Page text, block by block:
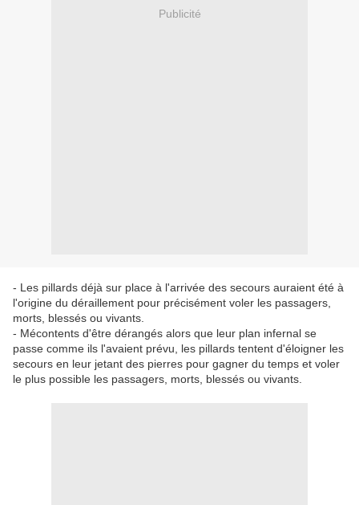
Publicité
- Les pillards déjà sur place à l'arrivée des secours auraient été à
l'origine du déraillement pour précisément voler les passagers,
morts, blessés ou vivants.
- Mécontents d'être dérangés alors que leur plan infernal se
passe comme ils l'avaient prévu, les pillards tentent d'éloigner les
secours en leur jetant des pierres pour gagner du temps et voler
le plus possible les passagers, morts, blessés ou vivants.